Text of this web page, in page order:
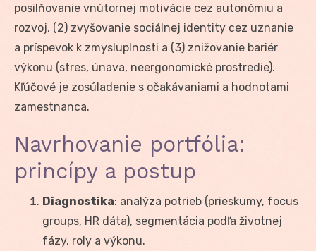
posilňovanie vnútornej motivácie cez autonómiu a
rozvoj, (2) zvyšovanie sociálnej identity cez uznanie
a príspevok k zmysluplnosti a (3) znižovanie bariér
výkonu (stres, únava, neergonomické prostredie).
Kľúčové je zosúladenie s očakávaniami a hodnotami
zamestnanca.
Navrhovanie portfólia:
princípy a postup
Diagnostika: analýza potrieb (prieskumy, focus
groups, HR dáta), segmentácia podľa životnej
fázy, roly a výkonu.